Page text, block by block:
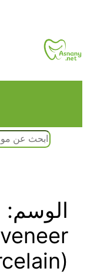
المحتوى
الوسم:
(Porcelain )